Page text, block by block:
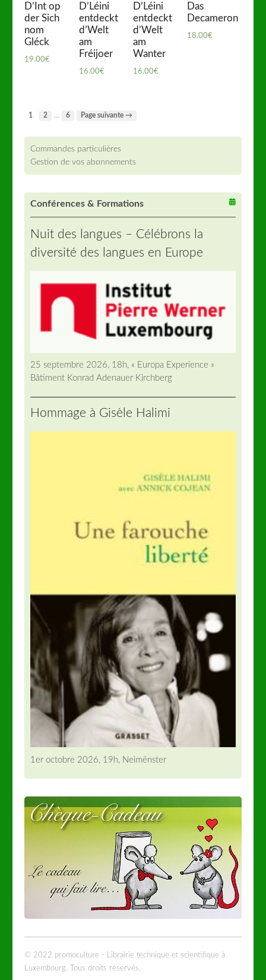
D’Int op
der Sich
nom
Gléck
19.00€
D’Léini
entdeckt
d’Welt
am
Fréijoer
16.00€
D’Léini
entdeckt
d’Welt
am
Wanter
16.00€
Das
Decameron
18.00€
1 2 … 6 Page suivante →
Commandes particulières
Gestion de vos abonnements
Conférences & Formations
Nuit des langues – Célébrons la
diversité des langues en Europe
25 septembre 2026, 18h, « Europa Experience »
Bâtiment Konrad Adenauer Kirchberg
Hommage à Gisèle Halimi
1er octobre 2026, 19h, Neimënster
© 2022 promoculture - Librairie technique et scientifique à
Luxembourg. Tous droits réservés.